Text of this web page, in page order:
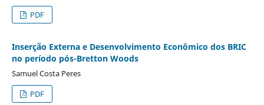
PDF
Inserção Externa e Desenvolvimento Econômico dos BRIC
no período pós-Bretton Woods
Samuel Costa Peres
PDF